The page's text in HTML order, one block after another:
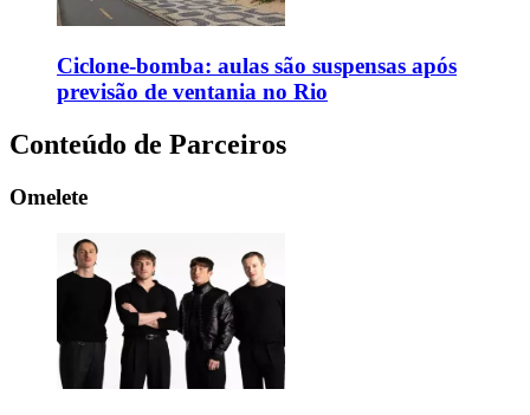
Ciclone-bomba: aulas são suspensas após
previsão de ventania no Rio
Conteúdo de Parceiros
Omelete